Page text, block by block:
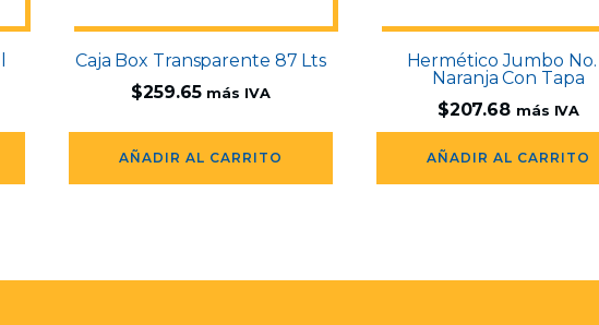
Caja Box Transparente 87 Lts
$259.65 más IVA
AÑADIR AL CARRITO
Hermético Jumbo No.
Naranja Con Tapa
$207.68 más IVA
AÑADIR AL CARRITO